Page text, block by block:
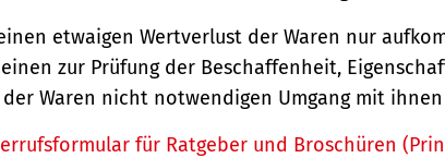
etwaigen Wertverlust der Waren nur
zur Prüfung der Beschaffenheit,
Waren nicht notwendigen Umgang mit
für Ratgeber und Broschüren